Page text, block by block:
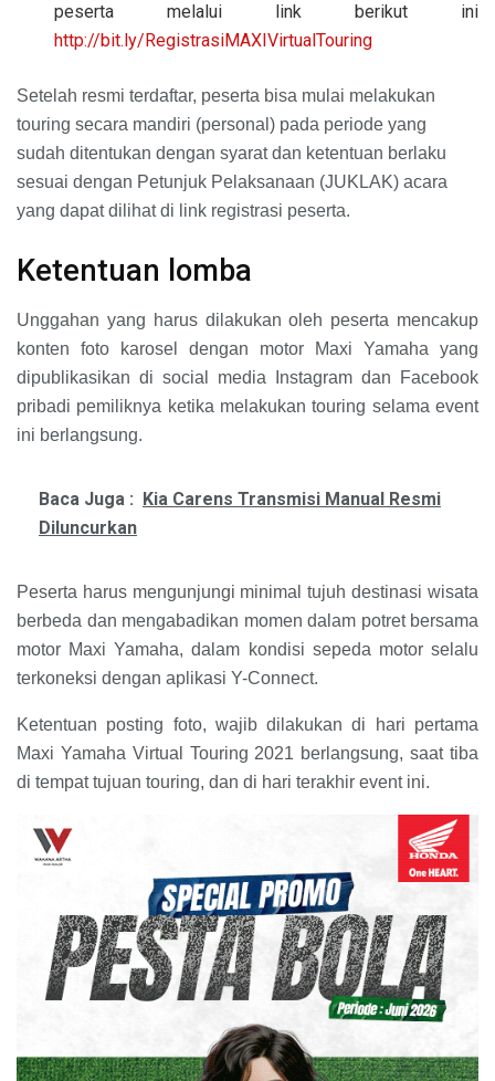
peserta melalui link berikut ini
http://bit.ly/RegistrasiMAXIVirtualTouring
Setelah resmi terdaftar, peserta bisa mulai melakukan
touring secara mandiri (personal) pada periode yang
sudah ditentukan dengan syarat dan ketentuan berlaku
sesuai dengan Petunjuk Pelaksanaan (JUKLAK) acara
yang dapat dilihat di link registrasi peserta.
Ketentuan lomba
Unggahan yang harus dilakukan oleh peserta mencakup
konten foto karosel dengan motor Maxi Yamaha yang
dipublikasikan di social media Instagram dan Facebook
pribadi pemiliknya ketika melakukan touring selama event
ini berlangsung.
Baca Juga : Kia Carens Transmisi Manual Resmi
Diluncurkan
Peserta harus mengunjungi minimal tujuh destinasi wisata
berbeda dan mengabadikan momen dalam potret bersama
motor Maxi Yamaha, dalam kondisi sepeda motor selalu
terkoneksi dengan aplikasi Y-Connect.
Ketentuan posting foto, wajib dilakukan di hari pertama
Maxi Yamaha Virtual Touring 2021 berlangsung, saat tiba
di tempat tujuan touring, dan di hari terakhir event ini.